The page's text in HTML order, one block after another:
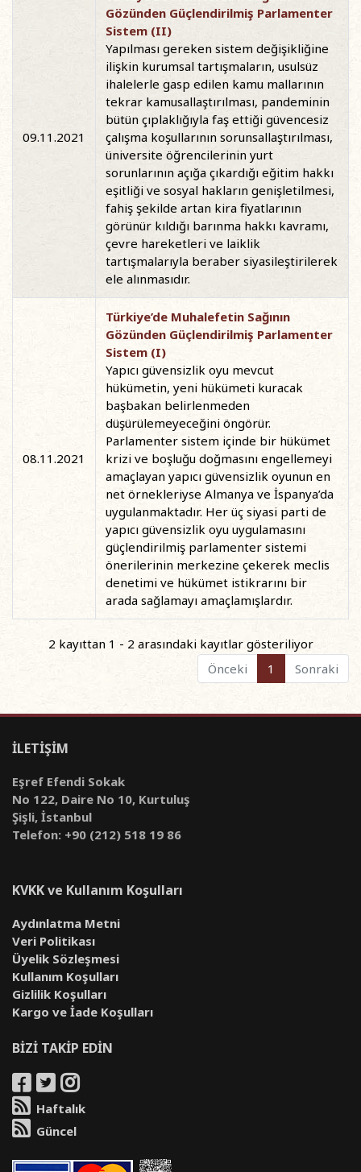
09.11.2021
Gözünden Güçlendirilmiş Parlamenter
Sistem (II)
Yapılması gereken sistem değişikliğine
ilişkin kurumsal tartışmaların, usulsüz
ihalelerle gasp edilen kamu mallarının
tekrar kamusallaştırılması, pandeminin
bütün çıplaklığıyla faş ettiği güvencesiz
çalışma koşullarının sorunsallaştırılması,
üniversite öğrencilerinin yurt
sorunlarının açığa çıkardığı eğitim hakkı
eşitliği ve sosyal hakların genişletilmesi,
fahiş şekilde artan kira fiyatlarının
görünür kıldığı barınma hakkı kavramı,
çevre hareketleri ve laiklik
tartışmalarıyla beraber siyasileştirilerek
ele alınmasıdır.
08.11.2021
Türkiye’de Muhalefetin Sağının
Gözünden Güçlendirilmiş Parlamenter
Sistem (I)
Yapıcı güvensizlik oyu mevcut
hükümetin, yeni hükümeti kuracak
başbakan belirlenmeden
düşürülemeyeceğini öngörür.
Parlamenter sistem içinde bir hükümet
krizi ve boşluğu doğmasını engellemeyi
amaçlayan yapıcı güvensizlik oyunun en
net örnekleriyse Almanya ve İspanya’da
uygulanmaktadır. Her üç siyasi parti de
yapıcı güvensizlik oyu uygulamasını
güçlendirilmiş parlamenter sistemi
önerilerinin merkezine çekerek meclis
denetimi ve hükümet istikrarını bir
arada sağlamayı amaçlamışlardır.
2 kayıttan 1 - 2 arasındaki kayıtlar gösteriliyor
Önceki
1 Sonraki
İLETİŞİM
Eşref Efendi Sokak
No 122, Daire No 10, Kurtuluş
Şişli, İstanbul
Telefon: +90 (212) 518 19 86
KVKK ve Kullanım Koşulları
Aydınlatma Metni
Veri Politikası
Üyelik Sözleşmesi
Kullanım Koşulları
Gizlilik Koşulları
Kargo ve İade Koşulları
BİZİ TAKİP EDİN
Haftalık
Güncel